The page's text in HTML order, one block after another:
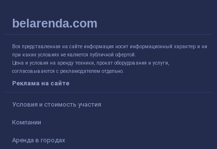
belarenda.com
Вся представленная на сайте информация носит информационный характер и ни
при каких условиях не является публичной офертой.
Цена и условия на аренду техники, прокат оборудования и услуги,
согласовываются с рекламодателем отдельно.
Реклама на сайте
Условия и стоимость участия
Компании
Аренда в городах